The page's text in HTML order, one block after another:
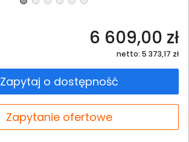
6 609,00 zł
netto: 5 373,17 zł
Zapytaj o dostępność
Zapytanie ofertowe